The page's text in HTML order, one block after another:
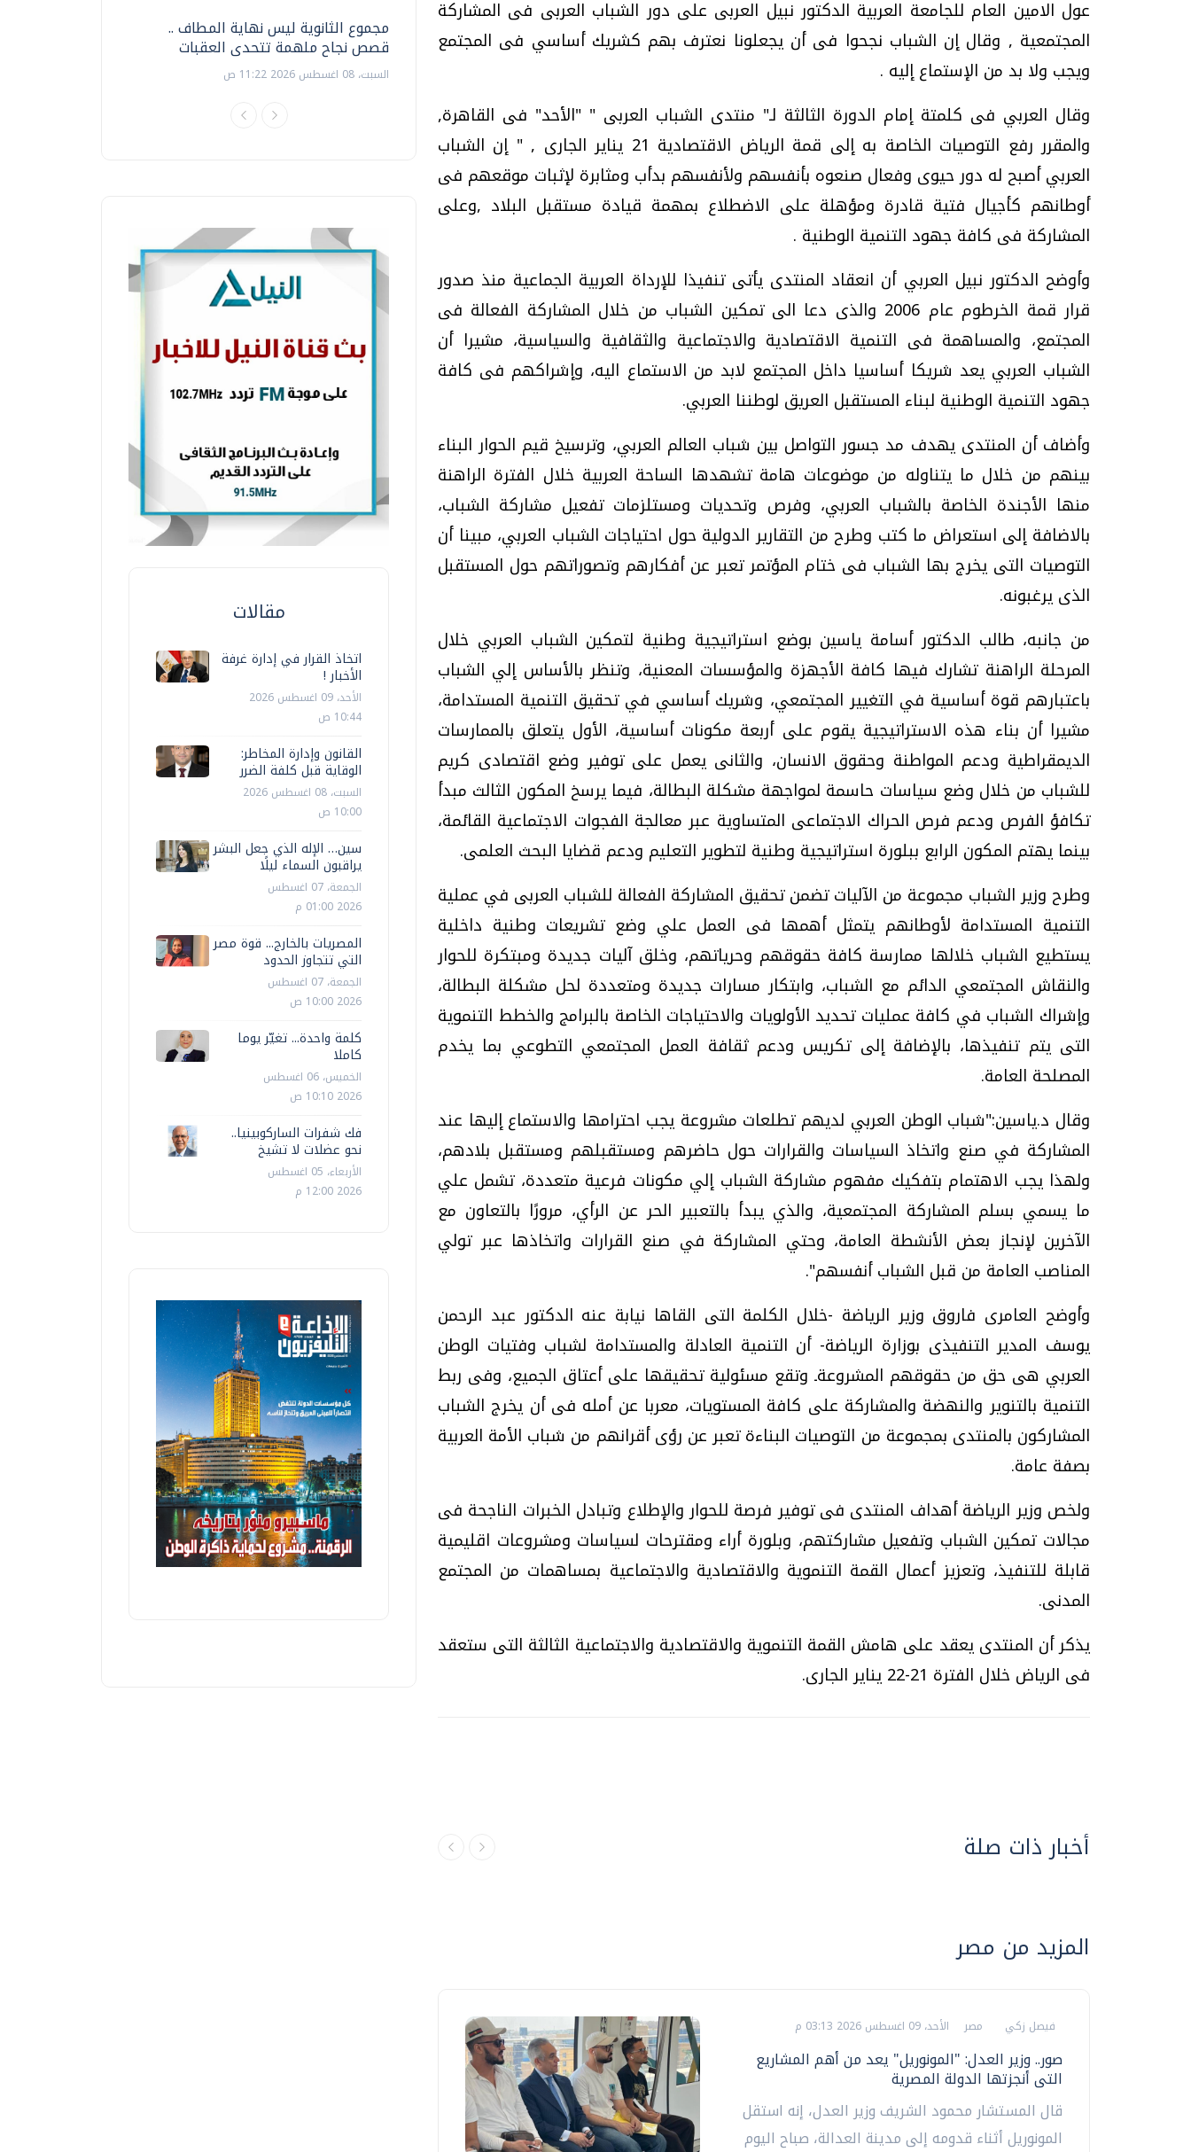
عول الامين العام للجامعة العربية الدكتور نبيل العربى على دور الشباب العربى فى المشاركة
المجتمعية , وقال إن الشباب نجحوا فى أن يجعلونا نعترف بهم كشريك أساسي فى المجتمع
ويجب ولا بد من الإستماع إليه .
وقال العربي فى كلمتة إمام الدورة الثالثة لـ" منتدى الشباب العربى " "الأحد" فى القاهرة,
والمقرر رفع التوصيات الخاصة به إلى قمة الرياض الاقتصادية 21 يناير الجارى , " إن الشباب
العربي أصبح له دور حيوى وفعال صنعوه بأنفسهم ولأنفسهم بدأب ومثابرة لإثبات موقعهم فى
أوطانهم كأجيال فتية قادرة ومؤهلة على الاضطلاع بمهمة قيادة مستقبل البلاد ,وعلى
المشاركة فى كافة جهود التنمية الوطنية .
وأوضح الدكتور نبيل العربي أن انعقاد المنتدى يأتى تنفيذا للإرداة العربية الجماعية منذ صدور
قرار قمة الخرطوم عام 2006 والذى دعا الى تمكين الشباب من خلال المشاركة الفعالة فى
المجتمع، والمساهمة فى التنمية الاقتصادية والاجتماعية والثقافية والسياسية، مشيرا أن
الشباب العربي يعد شريكا أساسيا داخل المجتمع لابد من الاستماع اليه، وإشراكهم فى كافة
جهود التنمية الوطنية لبناء المستقبل العريق لوطننا العربي.
وأضاف أن المنتدى يهدف مد جسور التواصل بين شباب العالم العربي، وترسيخ قيم الحوار البناء
بينهم من خلال ما يتناوله من موضوعات هامة تشهدها الساحة العربية خلال الفترة الراهنة
منها الأجندة الخاصة بالشباب العربي، وفرص وتحديات ومستلزمات تفعيل مشاركة الشباب،
بالاضافة إلى استعراض ما كتب وطرح من التقارير الدولية حول احتياجات الشباب العربي، مبينا أن
التوصيات التى يخرج بها الشباب فى ختام المؤتمر تعبر عن أفكارهم وتصوراتهم حول المستقبل
الذى يرغبونه.
من جانبه، طالب الدكتور أسامة ياسين بوضع استراتيجية وطنية لتمكين الشباب العربي خلال
المرحلة الراهنة تشارك فيها كافة الأجهزة والمؤسسات المعنية، وتنظر بالأساس إلي الشباب
باعتبارهم قوة أساسية في التغيير المجتمعي، وشريك أساسي في تحقيق التنمية المستدامة،
مشيرا أن بناء هذه الاستراتيجية يقوم على أربعة مكونات أساسية، الأول يتعلق بالممارسات
الديمقراطية ودعم المواطنة وحقوق الانسان، والثانى يعمل على توفير وضع اقتصادى كريم
للشباب من خلال وضع سياسات حاسمة لمواجهة مشكلة البطالة، فيما يرسخ المكون الثالث مبدأ
تكافؤ الفرص ودعم فرص الحراك الاجتماعى المتساوية عبر معالجة الفجوات الاجتماعية القائمة،
بينما يهتم المكون الرابع ببلورة استراتيجية وطنية لتطوير التعليم ودعم قضايا البحث العلمى.
وطرح وزير الشباب مجموعة من الآليات تضمن تحقيق المشاركة الفعالة للشباب العربى في عملية
التنمية المستدامة لأوطانهم يتمثل أهمها فى العمل علي وضع تشريعات وطنية داخلية
يستطيع الشباب خلالها ممارسة كافة حقوقهم وحرياتهم، وخلق آليات جديدة ومبتكرة للحوار
والنقاش المجتمعي الدائم مع الشباب، وابتكار مسارات جديدة ومتعددة لحل مشكلة البطالة،
وإشراك الشباب في كافة عمليات تحديد الأولويات والاحتياجات الخاصة بالبرامج والخطط التنموية
التى يتم تنفيذها، بالإضافة إلى تكريس ودعم ثقافة العمل المجتمعي التطوعي بما يخدم
المصلحة العامة.
وقال د.ياسين:"شباب الوطن العربي لديهم تطلعات مشروعة يجب احترامها والاستماع إليها عند
المشاركة في صنع واتخاذ السياسات والقرارات حول حاضرهم ومستقبلهم ومستقبل بلادهم،
ولهذا يجب الاهتمام بتفكيك مفهوم مشاركة الشباب إلي مكونات فرعية متعددة، تشمل علي
ما يسمي بسلم المشاركة المجتمعية، والذي يبدأ بالتعبير الحر عن الرأي، مرورًا بالتعاون مع
الآخرين لإنجاز بعض الأنشطة العامة، وحتي المشاركة في صنع القرارات واتخاذها عبر تولي
المناصب العامة من قبل الشباب أنفسهم".
وأوضح العامرى فاروق وزير الرياضة -خلال الكلمة التى القاها نيابة عنه الدكتور عبد الرحمن
يوسف المدير التنفيذى بوزارة الرياضة- أن التنمية العادلة والمستدامة لشباب وفتيات الوطن
العربي هى حق من حقوقهم المشروعةـ وتقع مسئولية تحقيقها على أعتاق الجميع، وفى ربط
التنمية بالتنوير والنهضة والمشاركة على كافة المستويات، معربا عن أمله فى أن يخرج الشباب
المشاركون بالمنتدى بمجموعة من التوصيات البناءة تعبر عن رؤى أقرانهم من شباب الأمة العربية
بصفة عامة.
ولخص وزير الرياضة أهداف المنتدى فى توفير فرصة للحوار والإطلاع وتبادل الخبرات الناجحة فى
مجالات تمكين الشباب وتفعيل مشاركتهم، وبلورة أراء ومقترحات لسياسات ومشروعات اقليمية
قابلة للتنفيذ، وتعزيز أعمال القمة التنموية والاقتصادية والاجتماعية بمساهمات من المجتمع
المدنى.
يذكر أن المنتدى يعقد على هامش القمة التنموية والاقتصادية والاجتماعية الثالثة التى ستعقد
فى الرياض خلال الفترة 21-22 يناير الجارى.
أخبار ذات صلة
المزيد من مصر
فيصل زكي مصر الأحد، 09 اغسطس 2026 03:13 م
صور.. وزير العدل: "المونوريل" يعد من أهم المشاريع
التى أنجزتها الدولة المصرية
قال المستشار محمود الشريف وزير العدل، إنه استقل
المونوريل أثناء قدومه إلى مدينة العدالة، صباح اليوم
مجموع الثانوية ليس نهاية المطاف ..
قصص نجاح ملهمة تتحدى العقبات
السبت، 08 اغسطس 2026 11:22 ص
بعد إشعارات "جوجل" .. هل يمكن التنبوء
بالزلازل وكيف نتعامل معها؟
دليلك للتنسيق الجامعي .. تساؤلات
وإجابات
السبت، 01 اغسطس 2026 10:25 ص
فيديو.. الإعلام الرقمي.. تقنيات واعدة
وتحديات هائلة
مقالات
اتخاذ القرار في إدارة غرفة
الأخبار !
الأحد، 09 اغسطس 2026
10:44 ص
القانون وإدارة المخاطر:
الوقاية قبل كلفة الضرر
السبت، 08 اغسطس 2026
10:00 ص
سين… الإله الذي جعل البشر
يراقبون السماء ليلًا
الجمعة، 07 اغسطس
2026 01:00 م
المصريات بالخارج... قوة مصر
التي تتجاوز الحدود
الجمعة، 07 اغسطس
2026 10:00 ص
كلمة واحدة... تغيّر يوما
كاملا
الخميس، 06 اغسطس
2026 10:10 ص
فك شفرات الساركوبينيا..
نحو عضلات لا تشيخ
الأربعاء، 05 اغسطس
2026 12:00 م